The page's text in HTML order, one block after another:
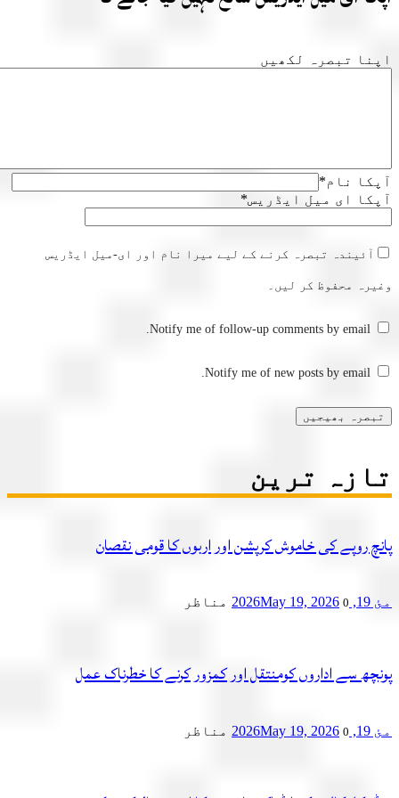
تبصرہ لکھیں
نام
*
ای میل ایڈریس *
آئیندہ تبصرہ کرنے کے لیے میرا نام اور ای-میل ایڈریس
محفوظ کر لیں۔
Notify me of follow-up comments by email.
Notify me of new posts by email.
ترین
روپے کی خاموش کرپشن اور اربوں کا قومی نقصان
May 19, 2026 0 مناظر
سے اداروں کومنتقل اور کمزور کرنے کا خطرناک عمل
May 19, 2026 0 مناظر